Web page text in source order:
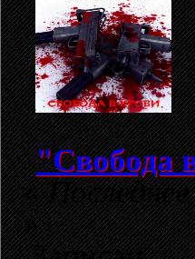
"Свобода
«
»